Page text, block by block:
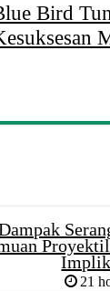
Bird
21